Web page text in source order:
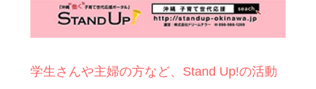
学生さんや主婦の方など、Stand Up!の活動